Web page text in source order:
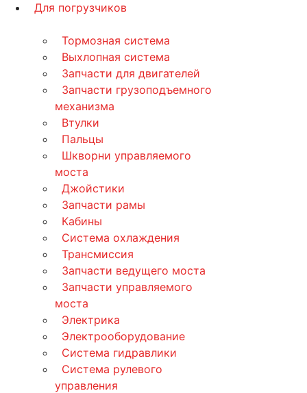
Для погрузчиков
Тормозная система
Выхлопная система
Запчасти для двигателей
Запчасти грузоподъемного
механизма
Втулки
Пальцы
Шкворни управляемого
моста
Джойстики
Запчасти рамы
Кабины
Система охлаждения
Трансмиссия
Запчасти ведущего моста
Запчасти управляемого
моста
Электрика
Электрооборудование
Система гидравлики
Система рулевого
управления